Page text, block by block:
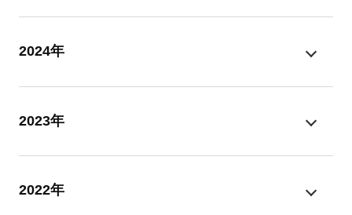
2024年
2023年
2022年